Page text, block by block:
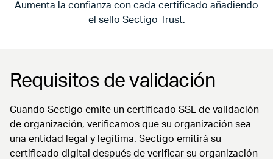
Aumenta la confianza con cada certificado añadiendo
el sello Sectigo Trust.
Requisitos de validación
Cuando Sectigo emite un certificado SSL de validación
de organización, verificamos que su organización sea
una entidad legal y legítima. Sectigo emitirá su
certificado digital después de verificar su organización